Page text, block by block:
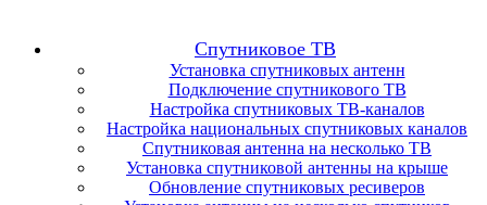
Спутниковое ТВ
Установка спутниковых антенн
Подключение спутникового ТВ
Настройка спутниковых ТВ-каналов
Настройка национальных спутниковых каналов
Спутниковая антенна на несколько ТВ
Установка спутниковой антенны на крыше
Обновление спутниковых ресиверов